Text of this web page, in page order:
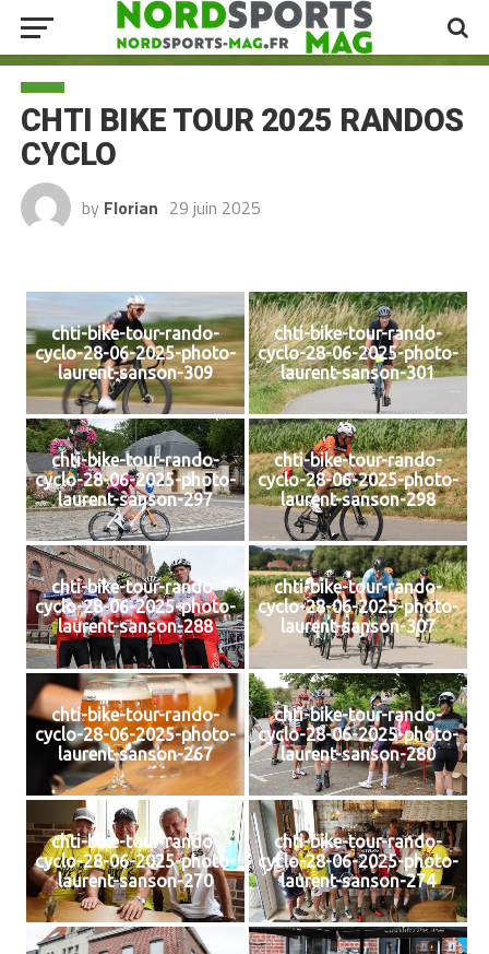
CHTI BIKE TOUR 2025 RANDOS
CYCLO
by Florian 29 juin 2025
chti-bike-tour-rando-
cyclo-28-06-2025-photo-
laurent-sanson-309
chti-bike-tour-rando-
cyclo-28-06-2025-photo-
laurent-sanson-301
chti-bike-tour-rando-
cyclo-28-06-2025-photo-
laurent-sanson-297
chti-bike-tour-rando-
cyclo-28-06-2025-photo-
laurent-sanson-298
chti-bike-tour-rando-
cyclo-28-06-2025-photo-
laurent-sanson-288
chti-bike-tour-rando-
cyclo-28-06-2025-photo-
laurent-sanson-307
chti-bike-tour-rando-
cyclo-28-06-2025-photo-
laurent-sanson-267
chti-bike-tour-rando-
cyclo-28-06-2025-photo-
laurent-sanson-280
chti-bike-tour-rando-
cyclo-28-06-2025-photo-
laurent-sanson-270
chti-bike-tour-rando-
cyclo-28-06-2025-photo-
laurent-sanson-274